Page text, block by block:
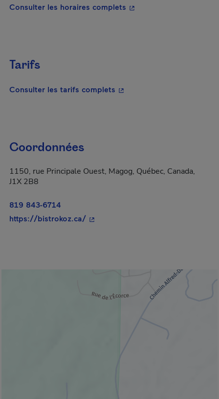
Consulter les horaires complets - Cet hyperlien
Tarifs
Consulter les tarifs complets - Cet hyperlien s'ouvrira
Coordonnées
1150, rue Principale Ouest, Magog, Québec, Canada,
J1X 2B8
819 843-6714
https://bistrokoz.ca/- Cet hyperlien s'ouvrira dans une